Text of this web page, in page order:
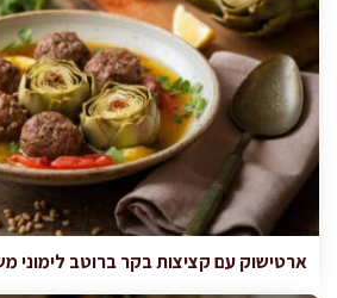
ארטישוק עם קציצות בקר ברוטב לימוני